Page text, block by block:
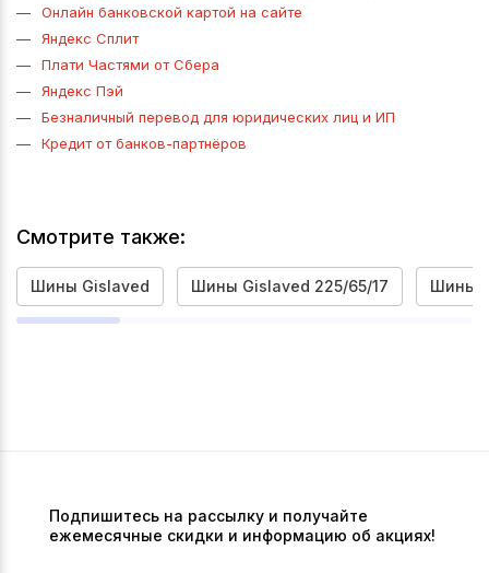
Онлайн банковской картой на сайте
Яндекс Сплит
Плати Частями от Сбера
Яндекс Пэй
Безналичный перевод для юридических лиц и ИП
Кредит от банков-партнёров
Смотрите также:
Шины Gislaved Шины Gislaved 225/65/17 Шины
Подпишитесь на рассылку и получайте
ежемесячные скидки и информацию об акциях!